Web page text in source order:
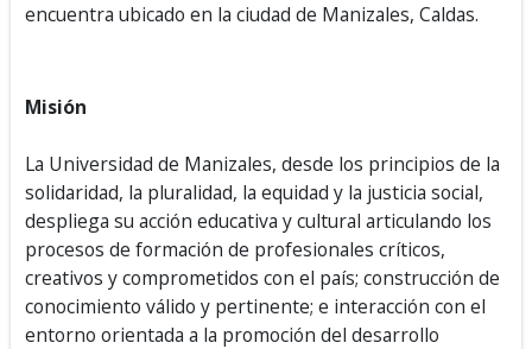
encuentra ubicado en la ciudad de Manizales, Caldas.
Misión
La Universidad de Manizales, desde los principios de la
solidaridad, la pluralidad, la equidad y la justicia social,
despliega su acción educativa y cultural articulando los
procesos de formación de profesionales críticos,
creativos y comprometidos con el país; construcción de
conocimiento válido y pertinente; e interacción con el
entorno orientada a la promoción del desarrollo